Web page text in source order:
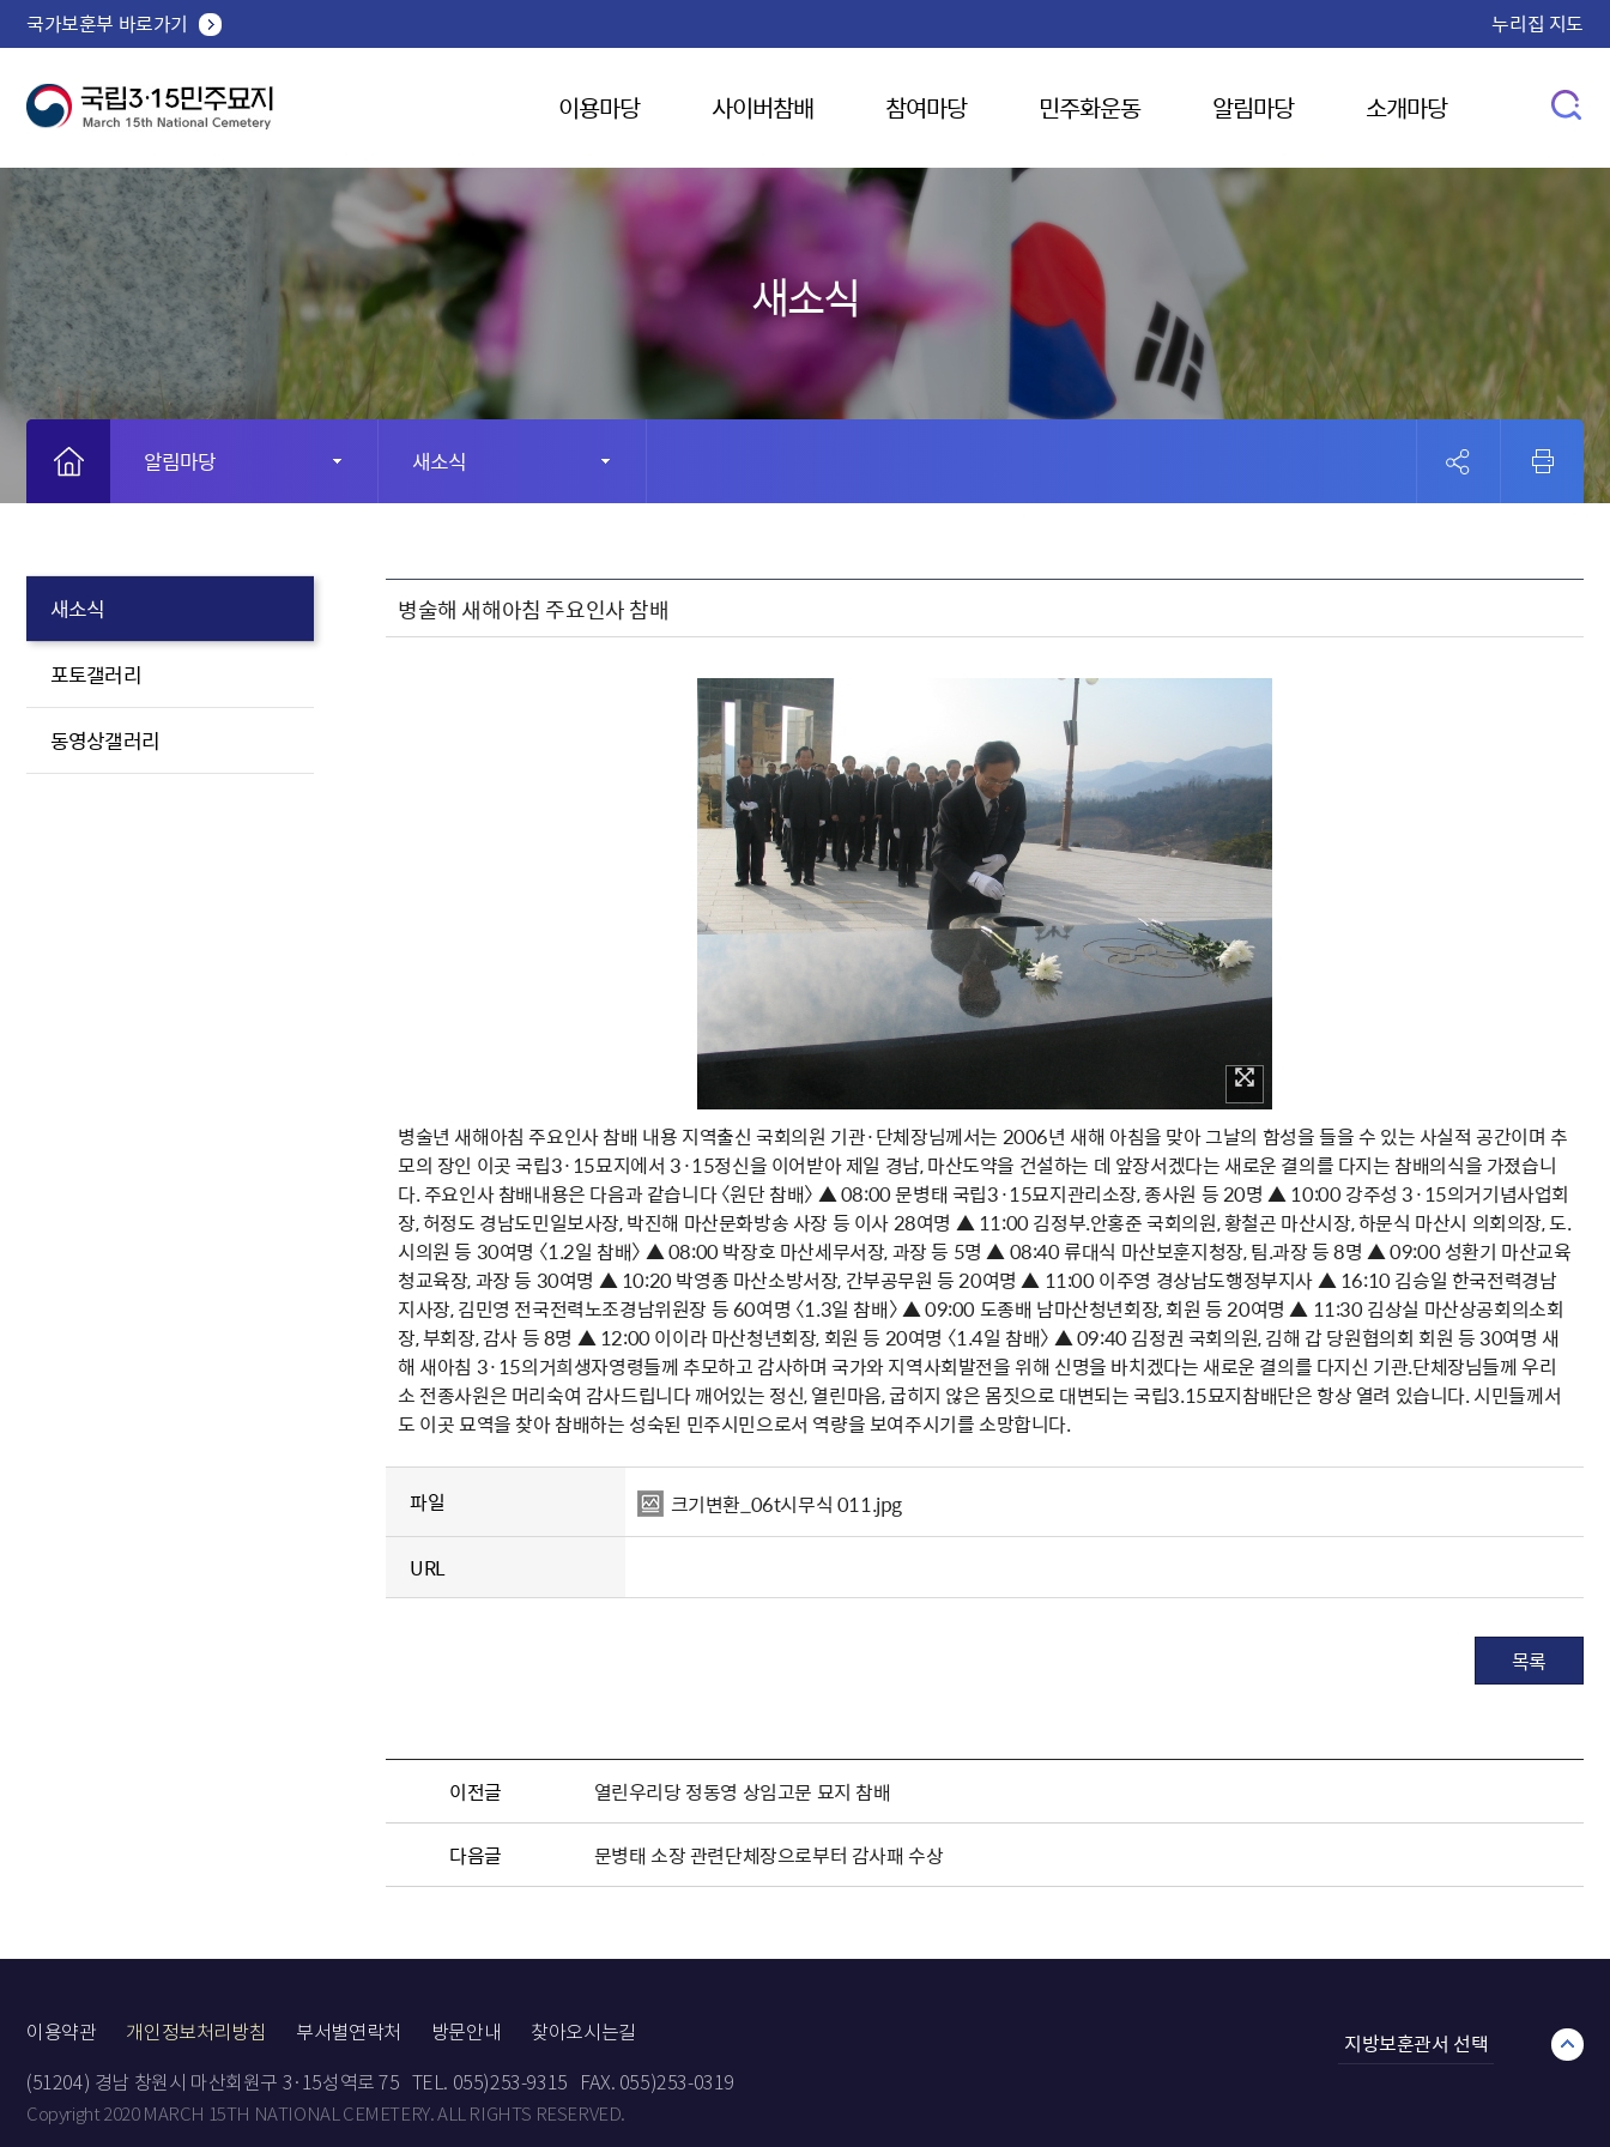
국가보훈부 바로가기 누리집 지도
이용마당 사이버참배 참여마당 민주화운동 알림마당 소개마당
새소식
알림마당 새소식
새소식
포토갤러리
동영상갤러리
병술해 새해아침 주요인사 참배
병술년 새해아침 주요인사 참배 내용 지역출신 국회의원 기관·단체장님께서는 2006년 새해 아침을 맞아 그날의 함성을 들을 수 있는 사실적 공간이며 추
모의 장인 이곳 국립3·15묘지에서 3·15정신을 이어받아 제일 경남, 마산도약을 건설하는 데 앞장서겠다는 새로운 결의를 다지는 참배의식을 가졌습니
다. 주요인사 참배내용은 다음과 같습니다 〈원단 참배〉 ▲ 08:00 문병태 국립3·15묘지관리소장, 종사원 등 20명 ▲ 10:00 강주성 3·15의거기념사업회
장, 허정도 경남도민일보사장, 박진해 마산문화방송 사장 등 이사 28여명 ▲ 11:00 김정부.안홍준 국회의원, 황철곤 마산시장, 하문식 마산시 의회의장, 도.
시의원 등 30여명 〈1.2일 참배〉 ▲ 08:00 박장호 마산세무서장, 과장 등 5명 ▲ 08:40 류대식 마산보훈지청장, 팀.과장 등 8명 ▲ 09:00 성환기 마산교육
청교육장, 과장 등 30여명 ▲ 10:20 박영종 마산소방서장, 간부공무원 등 20여명 ▲ 11:00 이주영 경상남도행정부지사 ▲ 16:10 김승일 한국전력경남
지사장, 김민영 전국전력노조경남위원장 등 60여명 〈1.3일 참배〉 ▲ 09:00 도종배 남마산청년회장, 회원 등 20여명 ▲ 11:30 김상실 마산상공회의소회
장, 부회장, 감사 등 8명 ▲ 12:00 이이라 마산청년회장, 회원 등 20여명 〈1.4일 참배〉 ▲ 09:40 김정권 국회의원, 김해 갑 당원협의회 회원 등 30여명 새
해 새아침 3·15의거희생자영령들께 추모하고 감사하며 국가와 지역사회발전을 위해 신명을 바치겠다는 새로운 결의를 다지신 기관.단체장님들께 우리
소 전종사원은 머리숙여 감사드립니다 깨어있는 정신, 열린마음, 굽히지 않은 몸짓으로 대변되는 국립3.15묘지참배단은 항상 열려 있습니다. 시민들께서
도 이곳 묘역을 찾아 참배하는 성숙된 민주시민으로서 역량을 보여주시기를 소망합니다.
파일 크기변환_06t시무식 011.jpg
URL
목록
이전글 열린우리당 정동영 상임고문 묘지 참배
다음글 문병태 소장 관련단체장으로부터 감사패 수상
이용약관 개인정보처리방침 부서별연락처 방문안내 찾아오시는길
(51204) 경남 창원시 마산회원구 3·15성역로 75 TEL. 055)253-9315
FAX. 055)253-0319
Copyright 2020 MARCH 15TH NATIONAL CEMETERY. ALL RIGHTS RESERVED.
지방보훈관서 선택